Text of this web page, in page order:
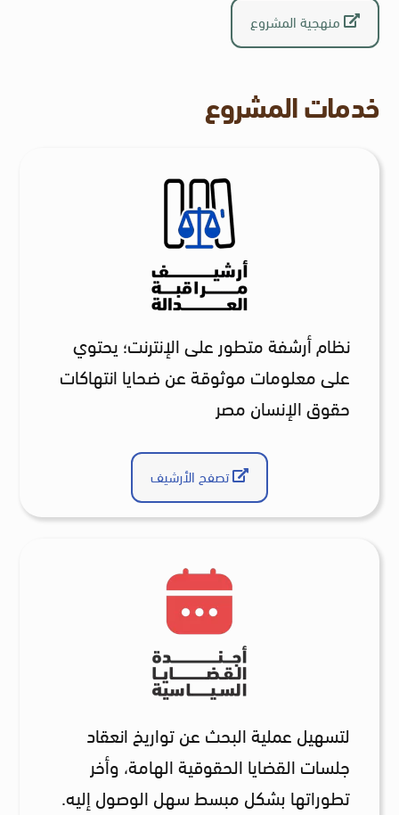
منهجية المشروع
خدمات المشروع
نظام أرشفة متطور على الإنترنت؛ يحتوي
على معلومات موثوقة عن ضحايا انتهاكات
حقوق الإنسان مصر
تصفح الأرشيف
لتسهيل عملية البحث عن تواريخ انعقاد
جلسات القضايا الحقوقية الهامة، وأخر
تطوراتها بشكل مبسط سهل الوصول إليه.